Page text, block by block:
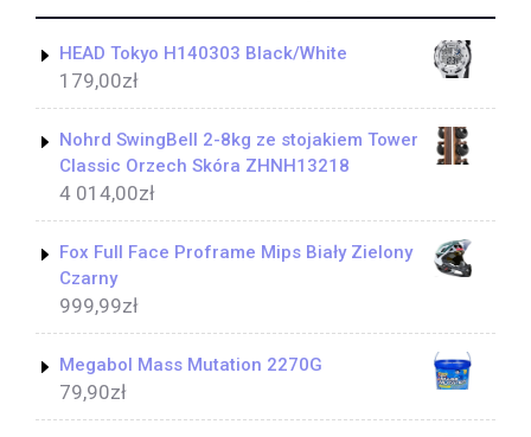
HEAD Tokyo H140303 Black/White
179,00zł
Nohrd SwingBell 2-8kg ze stojakiem Tower
Classic Orzech Skóra ZHNH13218
4 014,00zł
Fox Full Face Proframe Mips Biały Zielony
Czarny
999,99zł
Megabol Mass Mutation 2270G
79,90zł